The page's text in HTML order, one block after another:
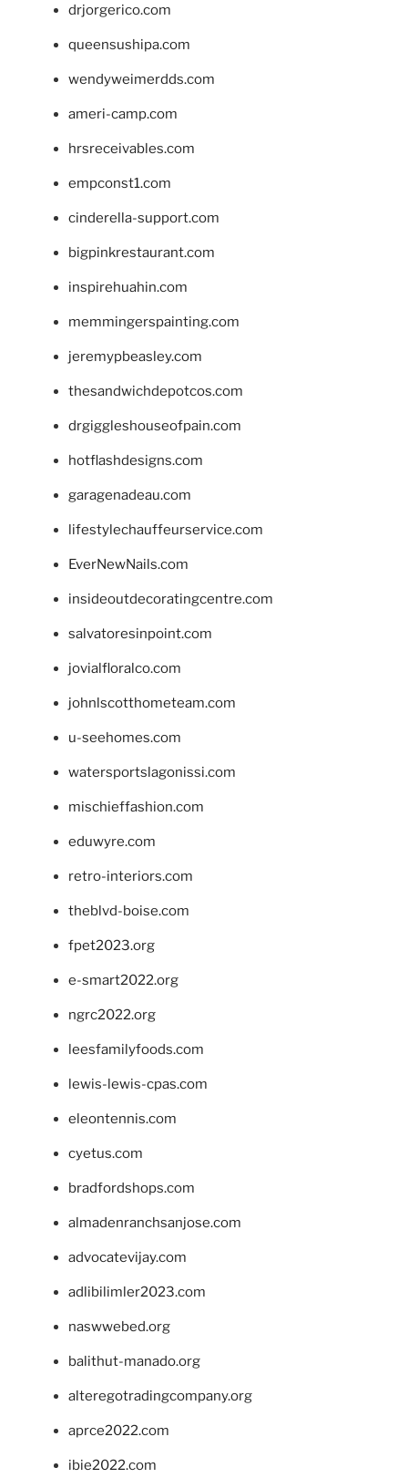
drjorgerico.com
queensushipa.com
wendyweimerdds.com
ameri-camp.com
hrsreceivables.com
empconst1.com
cinderella-support.com
bigpinkrestaurant.com
inspirehuahin.com
memmingerspainting.com
jeremypbeasley.com
thesandwichdepotcos.com
drgiggleshouseofpain.com
hotflashdesigns.com
garagenadeau.com
lifestylechauffeurservice.com
EverNewNails.com
insideoutdecoratingcentre.com
salvatoresinpoint.com
jovialfloralco.com
johnlscotthometeam.com
u-seehomes.com
watersportslagonissi.com
mischieffashion.com
eduwyre.com
retro-interiors.com
theblvd-boise.com
fpet2023.org
e-smart2022.org
ngrc2022.org
leesfamilyfoods.com
lewis-lewis-cpas.com
eleontennis.com
cyetus.com
bradfordshops.com
almadenranchsanjose.com
advocatevijay.com
adlibilimler2023.com
naswwebed.org
balithut-manado.org
alteregotradingcompany.org
aprce2022.com
ibie2022.com